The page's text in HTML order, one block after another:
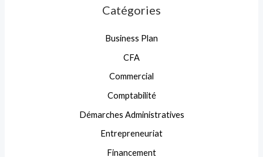
Catégories
Business Plan
CFA
Commercial
Comptabilité
Démarches Administratives
Entrepreneuriat
Financement